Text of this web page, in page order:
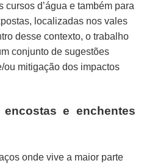
cursos d’água e também para
localizadas nos vales
desse contexto, o trabalho
conjunto de sugestões
ou mitigação dos impactos
encostas e enchentes
onde vive a maior parte